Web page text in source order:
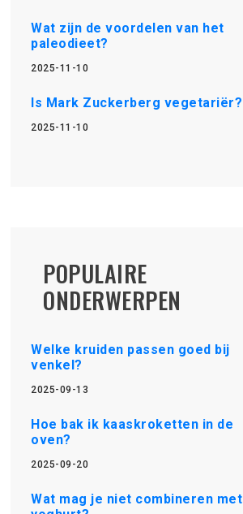
Wat zijn de voordelen van het
paleodieet?
2025-11-10
Is Mark Zuckerberg vegetariër?
2025-11-10
POPULAIRE
ONDERWERPEN
Welke kruiden passen goed bij
venkel?
2025-09-13
Hoe bak ik kaaskroketten in de
oven?
2025-09-20
Wat mag je niet combineren met